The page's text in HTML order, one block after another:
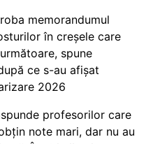
memorandumul
în creșele care
spune
ce s-au afișat
2026
profesorilor care
note mari, dar nu au